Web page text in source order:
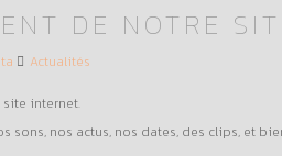
DE NOTRE
Actualités
site internet.
sons, nos actus, nos dates, des clips, et